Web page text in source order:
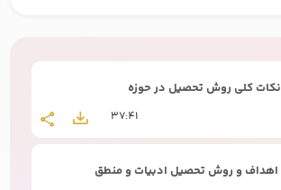
نکات کلی روش تحصیل در حوزه
37:41
اهداف و روش تحصیل ادبیات و منطق